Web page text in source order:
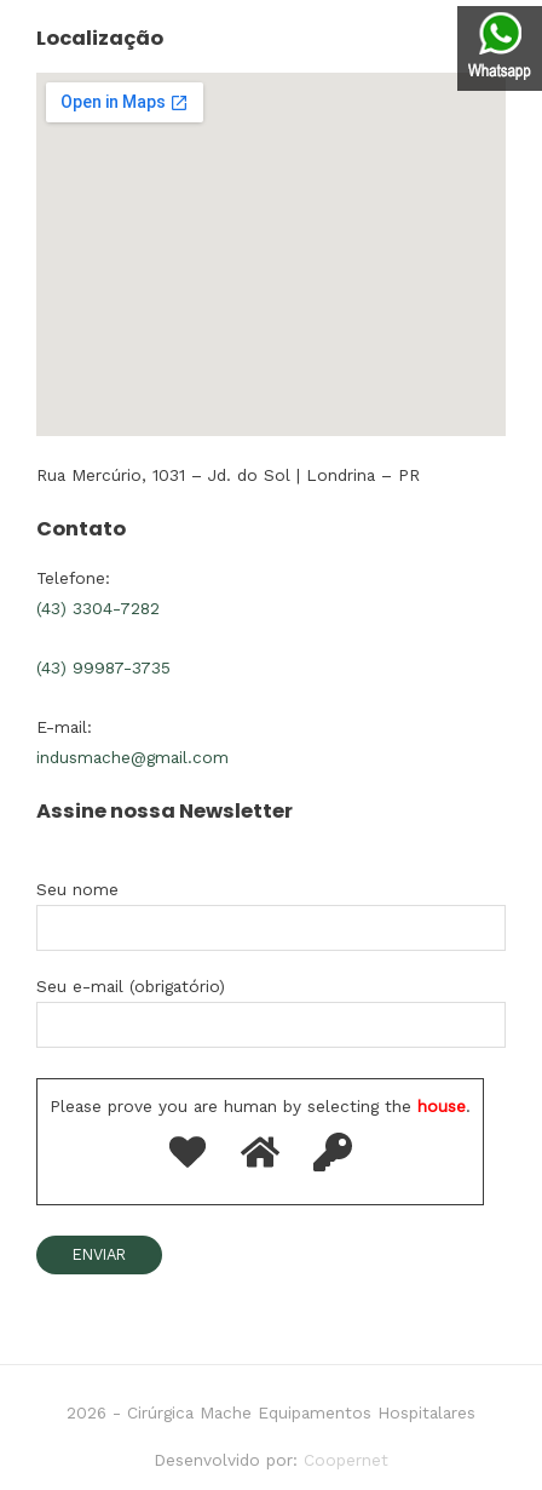
Localização
Rua Mercúrio, 1031 – Jd. do Sol | Londrina – PR
Contato
Telefone:
(43) 3304-7282
(43) 99987-3735
E-mail:
indusmache@gmail.com
Assine nossa Newsletter
Seu nome
Seu e-mail (obrigatório)
Please prove you are human by selecting the house.
2026 - Cirúrgica Mache Equipamentos Hospitalares
Desenvolvido por: Coopernet